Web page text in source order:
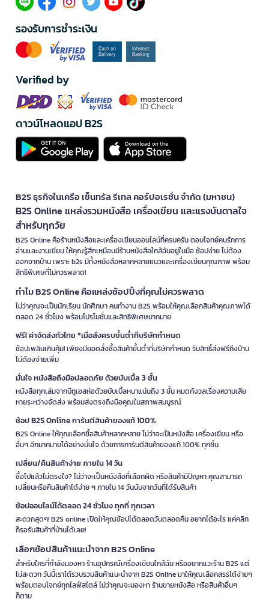
รองรับการชำระเงิน
Verified by
ดาวน์โหลดแอป B2S
B2S ธุรกิจในเครือ เซ็นทรัล รีเทล คอร์ปอเรชั่น จำกัด (มหาชน)
B2S Online แหล่งรวมหนังสือ เครื่องเขียน และแรงบันดาลใจ
สำหรับทุกวัย
B2S Online คือร้านหนังสือและเครื่องเขียนออนไลน์ที่ครบครัน ตอบโจทย์คนรักการ
อ่านและงานเขียน ให้คุณรู้สึกเหมือนมีร้านหนังสือใกล้ฉันอยู่ในมือ ช้อปง่าย ไม่ต้อง
ออกจากบ้าน เพราะ b2s มีทั้งหนังสือหลากหลายแนวและเครื่องเขียนคุณภาพ พร้อม
สิทธิพิเศษที่ไม่ควรพลาด!
ทำไม B2S Online คือแหล่งช้อปปิ้งที่คุณไม่ควรพลาด
ไม่ว่าคุณจะเป็นนักเรียน นักศึกษา คนทำงาน B2S พร้อมให้คุณเลือกสินค้าคุณภาพได้
ตลอด 24 ชั่วโมง พร้อมโปรโมชั่นและสิทธิพิเศษมากมาย
ฟรี! ค่าจัดส่งทั่วไทย *เมื่อสั่งครบขั้นต่ำที่บริษัทกำหนด
ช้อปเพลินเกินคุ้ม! เพียงมียอดสั่งซื้อสินค้าขั้นต่ำที่บริษัทกำหนด รับสิทธิ์ส่งฟรีถึงบ้าน
ไม่ต้องจ่ายเพิ่ม
มั่นใจ หนังสือถึงมือปลอดภัย ด้วยบับเบิ้ล 3 ชั้น
หนังสือทุกเล่มจากบีทูเอสห่อด้วยบับเบิ้ลหนาแน่นถึง 3 ชั้น หมดกังวลเรื่องความเสีย
หายระหว่างจัดส่ง พร้อมส่งตรงถึงมือคุณในสภาพสมบูรณ์
ช้อป B2S Online การันตีสินค้าของแท้ 100%
B2S Online ให้คุณเลือกซื้อสินค้าหลากหลาย ไม่ว่าจะเป็นหนังสือ เครื่องเขียน หรือ
อื่นๆ อีกมากมายได้อย่างมั่นใจ ด้วยการการันตีสินค้าของแท้ 100% ทุกชิ้น
เปลี่ยน/คืนสินค้าง่าย ภายใน 14 วัน
ซื้อไปแล้วไม่ตรงใจ? ไม่ว่าจะเป็นหนังสือที่เลือกผิด หรือสินค้ามีปัญหา คุณสามารถ
เปลี่ยนหรือคืนสินค้าได้ง่าย ๆ ภายใน 14 วันนับจากวันที่ได้รับสินค้า
ช้อปออนไลน์ได้ตลอด 24 ชั่วโมง ทุกที่ ทุกเวลา
สะดวกสุดๆ! B2S online เปิดให้คุณช้อปได้ตลอดวันตลอดคืน อยากได้อะไร แค่คลิก
ก็รอรับสินค้าที่บ้านได้เลย!
เลือกช้อปสินค้าแนะนำจาก B2S Online
สำหรับใครที่กำลังมองหา ร้านอุปกรณ์เครื่องเขียนใกล้ฉัน หรืออยากแวะร้าน B2S แต่
ไม่สะดวก วันนี้เราได้รวบรวมสินค้าแนะนำจาก B2S Online มาให้คุณเลือกสรรได้ง่ายๆ
พร้อมตอบโจทย์ทุกไลฟ์สไตล์ ไม่ว่าคุณจะมองหา ร้านขายหนังสือ หรือสินค้าอื่นๆ
ก็ตาม